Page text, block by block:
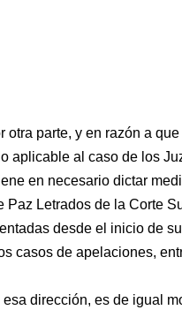
otra parte, y en razón a
aplicable al caso de los
en necesario dictar
Paz Letrados de la Corte
desde el inicio de
casos de apelaciones,
esa dirección, es de igual